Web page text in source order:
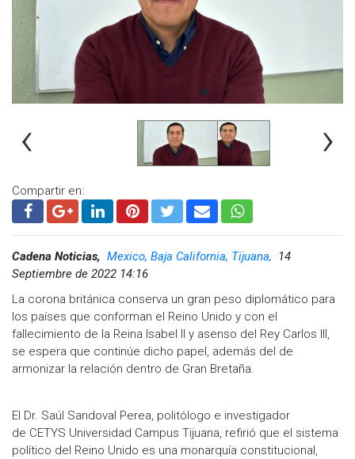
‹ ›
Compartir en:
Cadena Noticias, Mexico, Baja California, Tijuana,
14
Septiembre de 2022 14:16
La corona británica conserva un gran peso diplomático para
los países que conforman el Reino Unido y con el
fallecimiento de la Reina Isabel II y asenso del Rey Carlos III,
se espera que continúe dicho papel, además del de
armonizar la relación dentro de Gran Bretaña.
El Dr. Saúl Sandoval Perea, politólogo e investigador
de CETYS Universidad Campus Tijuana, refirió que el sistema
político del Reino Unido es una monarquía constitucional,